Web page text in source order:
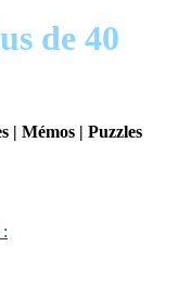
de 40
| Mémos | Puzzles